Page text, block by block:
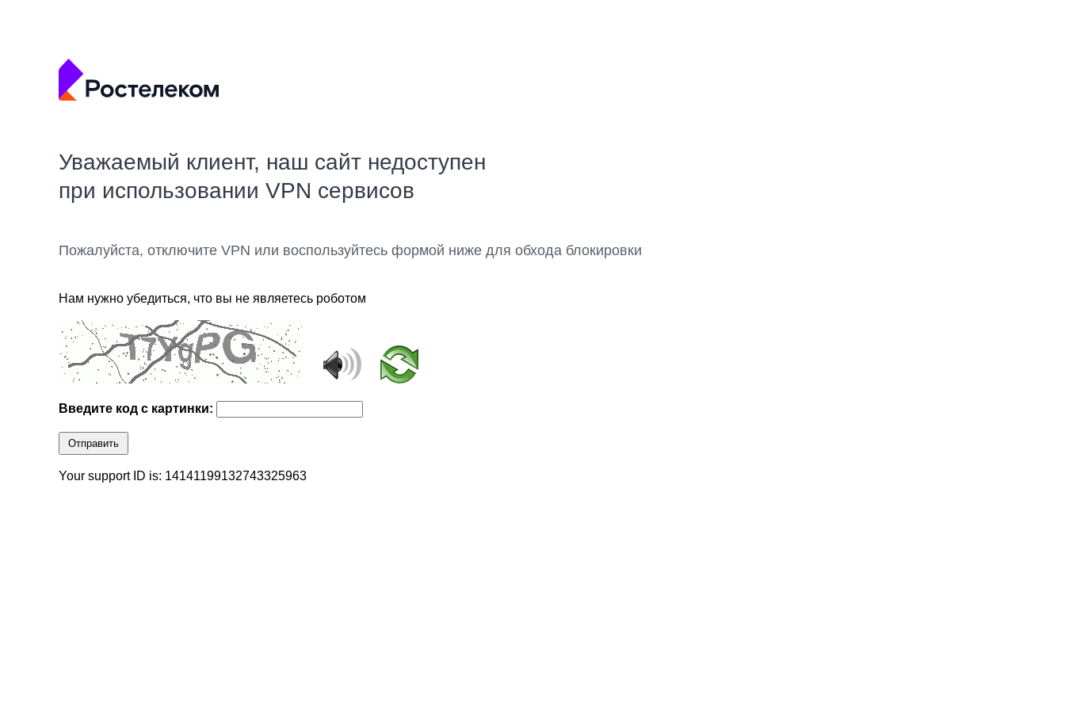
Уважаемый клиент, наш сайт недоступен
при использовании VPN сервисов
Пожалуйста, отключите VPN или воспользуйтесь формой ниже для обхода блокировки
Нам нужно убедиться, что вы не являетесь роботом
Введите код с картинки:
Отправить
Your support ID is: 14141199132743325963